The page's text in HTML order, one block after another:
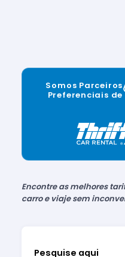
Somos Parceiros
Preferenciais de
Encontre as melhores
carro e viaje sem
Pesquise aqui